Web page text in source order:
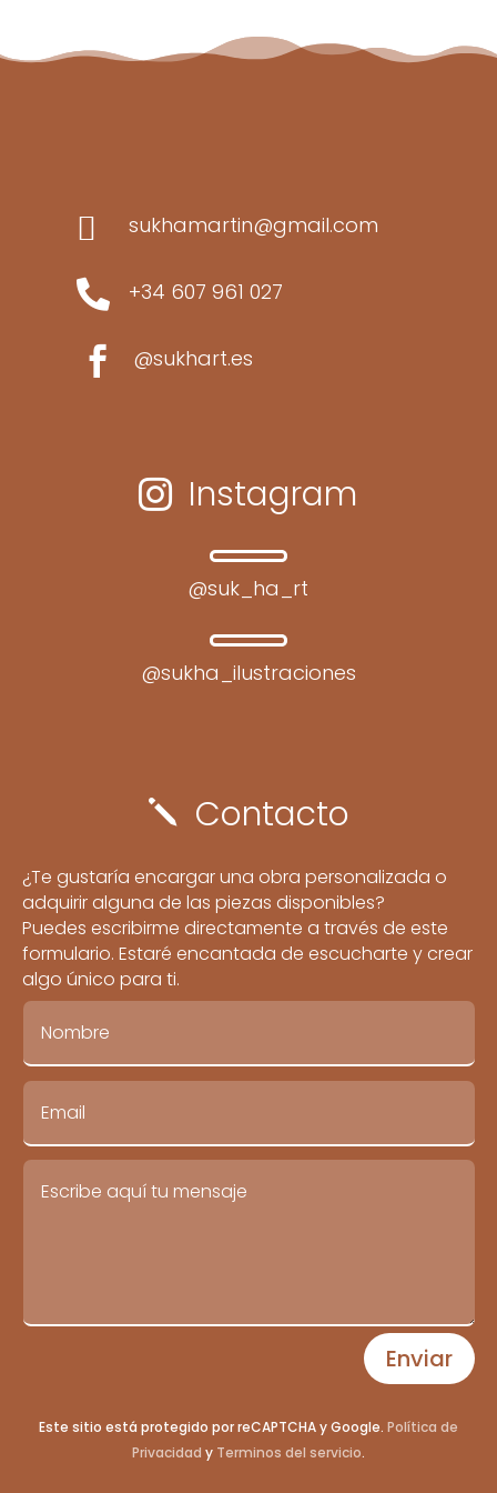
 sukhamartin@gmail.com
 +34 607 961 027
 @sukhart.es
 Instagram
@suk_ha_rt
@sukha_ilustraciones
j Contacto
¿Te gustaría encargar una obra personalizada o
adquirir alguna de las piezas disponibles?
Puedes escribirme directamente a través de este
formulario. Estaré encantada de escucharte y crear
algo único para ti.
Enviar
Este sitio está protegido por reCAPTCHA y Google. Política de
Privacidad yTerminos del servicio.